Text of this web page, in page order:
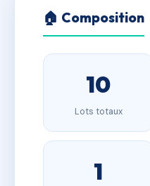
🏠 Composition
10
Lots totaux
1